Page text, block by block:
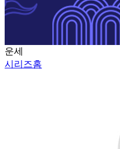
운세
시리즈홈